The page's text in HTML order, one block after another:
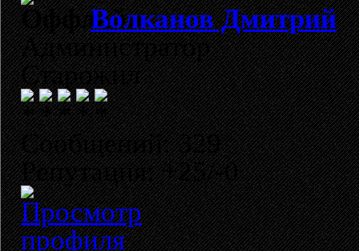
Волканов Дмитрий
Администратор
Старожил
Сообщений: 329
Репутация: +25/-0